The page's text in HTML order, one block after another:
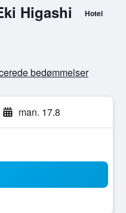
Higashi Hotel
bedømmelser
man. 17.8